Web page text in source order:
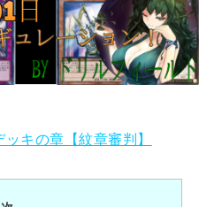
キの章【紋章審判】